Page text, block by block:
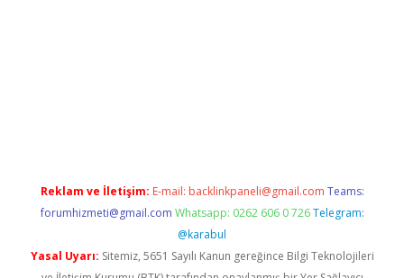
Reklam ve İletişim: E-mail: backlinkpaneli@gmail.com Teams:
forumhizmeti@gmail.com Whatsapp: 0262 606 0 726 Telegram:
@karabul
Yasal Uyarı: Sitemiz, 5651 Sayılı Kanun gereğince Bilgi Teknolojileri